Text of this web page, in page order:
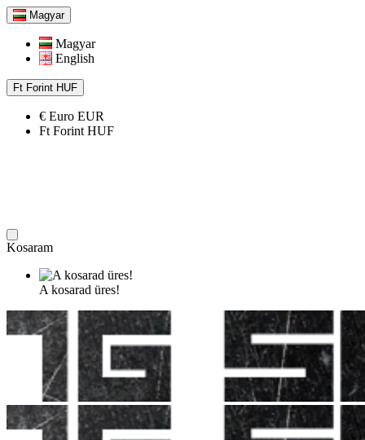
Magyar
Magyar
English
Ft Forint HUF
€ Euro EUR
Ft Forint HUF
Kosaram
A kosarad üres!